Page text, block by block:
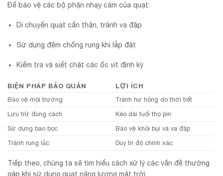
Để bảo vệ các bộ phận nhạy cảm của quạt:
Di chuyển quạt cẩn thận, tránh va đập
Sử dụng đệm chống rung khi lắp đặt
Kiểm tra và siết chặt các ốc vít định kỳ
BIỆN PHÁP BẢO QUẢN
LỢI ÍCH
Bảo vệ môi trường
Tránh hư hỏng do thời tiết
Lưu trữ đúng cách
Kéo dài tuổi thọ pin
Sử dụng bao bọc
Bảo vệ khỏi bụi và va đập
Tránh rung lắc
Duy trì độ chính xác
Tiếp theo, chúng ta sẽ tìm hiểu cách xử lý các vấn đề thường
gặp khi sử dụng quạt năng lượng mặt trời.